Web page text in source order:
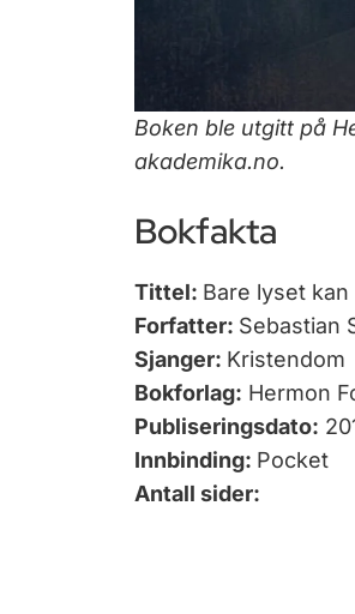
Boken ble utgitt på
akademika.no.
Bokfakta
Tittel: Bare lyset
Forfatter: Sebastian
Sjanger: Kristendom
Bokforlag: Hermon
Publiseringsdato:
Innbinding: Pocket
Antall sider: